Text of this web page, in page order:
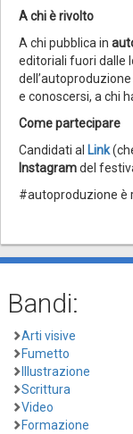
A chi è rivolto
A chi pubblica in
editoriali fuori dalle
e conoscersi, a chi
Come partecipare
Candidati al Link
Instagramdel
#autoproduzione è
Bandi:
Arti visive
Fumetto
Illustrazione
Scrittura
Video
Formazione